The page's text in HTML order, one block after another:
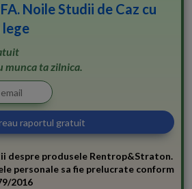
Noile Studii de Caz cu
munca ta zilnica.
despre produsele Rentrop&Straton.
personale sa fie prelucrate conform
2016